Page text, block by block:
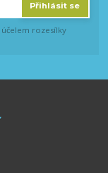
Přihlásit se
účelem rozesílky